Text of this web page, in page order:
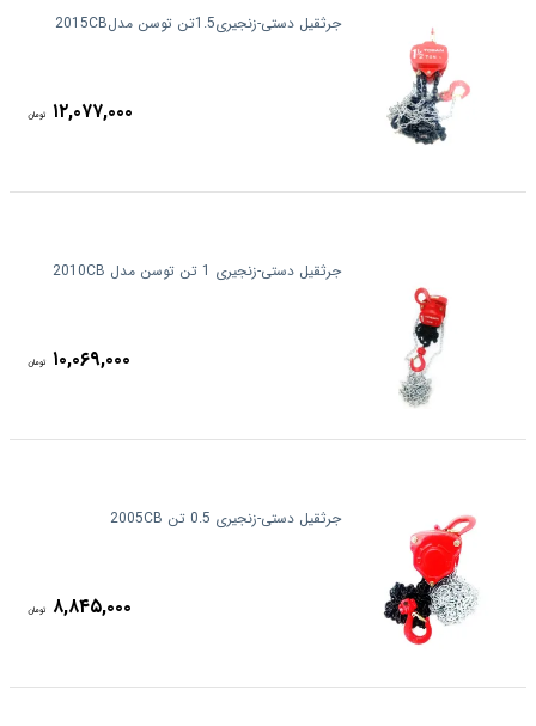
جرثقیل دستی-زنجیری1.5تن توسن مدل2015CB
۱۲,۰۷۷,۰۰۰ تومان
جرثقیل دستی-زنجیری 1 تن توسن مدل 2010CB
۱۰,۰۶۹,۰۰۰ تومان
جرثقیل دستی-زنجیری 0.5 تن 2005CB
۸,۸۴۵,۰۰۰ تومان